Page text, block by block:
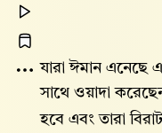
যারা ঈমান এনেছে
সাথে ওয়াদা
হবে এবং তারা